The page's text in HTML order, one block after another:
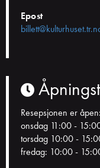
Epost
Resepsjonen er åpen:
onsdag 11:00 -
torsdag 10:00 -
fredag: 10:00 -